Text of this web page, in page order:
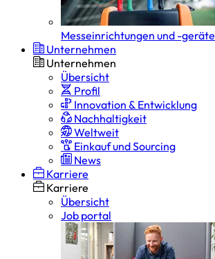
Messeinrichtungen und -geräte
Unternehmen
Unternehmen
Übersicht
Profil
Innovation & Entwicklung
Nachhaltigkeit
Weltweit
Einkauf und Sourcing
News
Karriere
Karriere
Übersicht
Job portal